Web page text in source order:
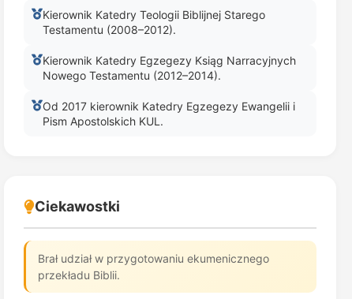
Kierownik Katedry Teologii Biblijnej Starego
Testamentu (2008–2012).
Kierownik Katedry Egzegezy Ksiąg Narracyjnych
Nowego Testamentu (2012–2014).
Od 2017 kierownik Katedry Egzegezy Ewangelii i
Pism Apostolskich KUL.
Ciekawostki
Brał udział w przygotowaniu ekumenicznego
przekładu Biblii.